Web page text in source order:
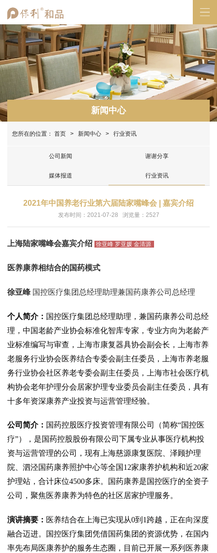
新闻中心
您所在的位置： 首页 > 新闻中心 > 行业资讯
公司新闻 谢谢分享
媒体报道 行业资讯
2021年中国养老行业第六届陆家嘴峰会 | 嘉宾介绍
发布时间：2021-07-28 浏览量：2527
上海陆家嘴峰会嘉宾介绍 徐亚峰 罗亚媛 金清源
医养康养相结合的国药模式
徐亚峰 国控医疗集团总经理助理兼国药康养公司总经理
个人简介： 国控医疗集团总经理助理，兼国药康养公司总经
理，中国老龄产业协会标准化智库专家，专业方向为老龄产
业标准编写与审查，上海市康复器具协会副会长，上海市养
老服务行业协会医养结合专委会副主任委员，上海市养老服
务行业协会社区养老专委会副主任委员，上海市社会医疗机
构协会老年护理分会居家护理专业委员会副主任委员，具有
十多年资深康养产业投资与运营管理经验。
公司简介： 国药控股医疗投资管理有限公司（简称“国控医
疗”），是国药控股股份有限公司下属专业从事医疗机构投
资与运营管理的公司，现有上海慈源康复医院、泽顾护理
院、泗泾国药康养照护中心等全国12家康养护机构和近20家
护理站，合计床位4500多床。国药康养是国控医疗的全资子
公司，聚焦医养康养为特色的社区居家护理服务。
演讲摘要 ： 医养结合在上海已实现从0到1跨越，正在向深度
融合迈进。国控医疗集团凭借国药集团的资源优势，在国内
率先布局医康养护的服务生态圈，目前已开展一系列医养康